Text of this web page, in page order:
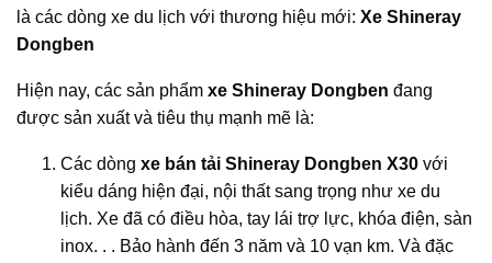
là các dòng xe du lịch với thương hiệu mới: Xe Shineray
Dongben
Hiện nay, các sản phẩm xe Shineray Dongben đang
được sản xuất và tiêu thụ mạnh mẽ là:
Các dòng xe bán tải Shineray Dongben X30 với
kiểu dáng hiện đại, nội thất sang trọng như xe du
lịch. Xe đã có điều hòa, tay lái trợ lực, khóa điện, sàn
inox. . . Bảo hành đến 3 năm và 10 vạn km. Và đặc